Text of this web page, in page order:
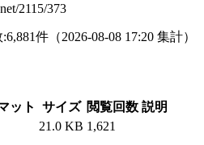
2115/373
:6,881件 （2026-08-08 17:20 集計）
ット サイズ 閲覧回数 説明
21.0 KB 1,621